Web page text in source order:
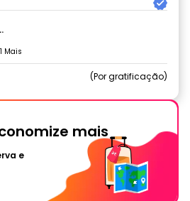
Mais
Por gratificação
mais
e